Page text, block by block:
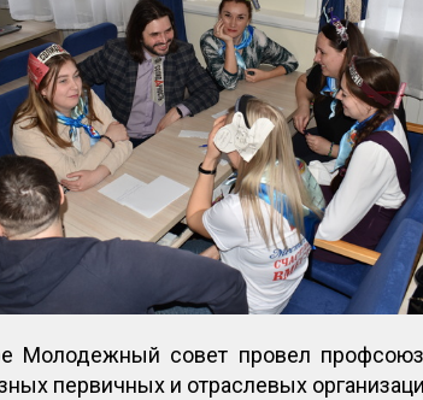
Молодежный совет провел
первичных и отраслевых